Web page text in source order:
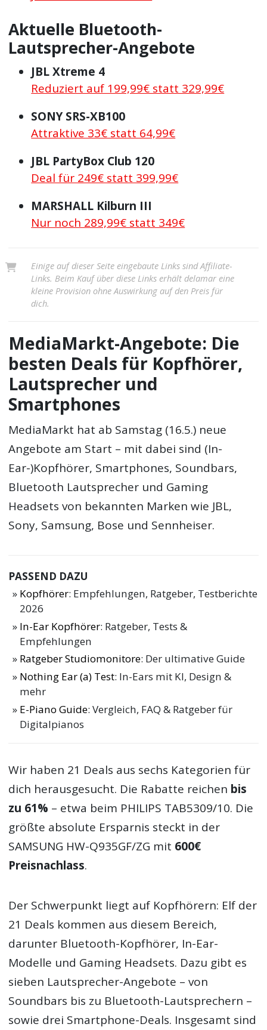
Aktuelle Bluetooth-
Lautsprecher-Angebote
JBL Xtreme 4
Reduziert auf 199,99€ statt 329,99€
SONY SRS-XB100
Attraktive 33€ statt 64,99€
JBL PartyBox Club 120
Deal für 249€ statt 399,99€
MARSHALL Kilburn III
Nur noch 289,99€ statt 349€
Einige auf dieser Seite eingebaute Links sind Affiliate-
Links. Beim Kauf über diese Links erhält delamar eine
kleine Provision ohne Auswirkung auf den Preis für
dich.
MediaMarkt-Angebote: Die
besten Deals für Kopfhörer,
Lautsprecher und
Smartphones
MediaMarkt hat ab Samstag (16.5.) neue
Angebote am Start – mit dabei sind (In-
Ear-)Kopfhörer, Smartphones, Soundbars,
Bluetooth Lautsprecher und Gaming
Headsets von bekannten Marken wie JBL,
Sony, Samsung, Bose und Sennheiser.
PASSEND DAZU
Kopfhörer: Empfehlungen, Ratgeber, Testberichte
2026
In-Ear Kopfhörer: Ratgeber, Tests &
Empfehlungen
Ratgeber Studiomonitore: Der ultimative Guide
Nothing Ear (a) Test: In-Ears mit KI, Design &
mehr
E-Piano Guide: Vergleich, FAQ & Ratgeber für
Digitalpianos
Wir haben 21 Deals aus sechs Kategorien für
dich herausgesucht. Die Rabatte reichen bis
zu 61% – etwa beim PHILIPS TAB5309/10. Die
größte absolute Ersparnis steckt in der
SAMSUNG HW-Q935GF/ZG mit 600€
Preisnachlass.
Der Schwerpunkt liegt auf Kopfhörern: Elf der
21 Deals kommen aus diesem Bereich,
darunter Bluetooth-Kopfhörer, In-Ear-
Modelle und Gaming Headsets. Dazu gibt es
sieben Lautsprecher-Angebote – von
Soundbars bis zu Bluetooth-Lautsprechern –
sowie drei Smartphone-Deals. Insgesamt sind